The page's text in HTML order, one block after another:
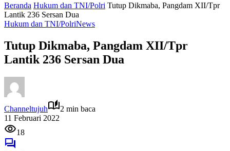
Beranda Hukum dan TNI/Polri Tutup Dikmaba, Pangdam XII/Tpr
Lantik 236 Sersan Dua
Hukum dan TNI/PolriNews
Tutup Dikmaba, Pangdam XII/Tpr
Lantik 236 Sersan Dua
Channeltujuh
2 min baca
11 Februari 2022
18